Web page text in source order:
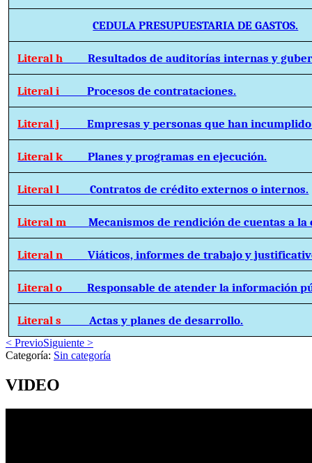
CEDULA PRESUPUESTARIA DE GASTOS.
Literal hResultados de auditorías internas y
Literal iProcesos de contrataciones.
Literal jEmpresas y personas que han
Literal kPlanes y programas en ejecución.
Literal lContratos de crédito externos o internos.
Literal mMecanismos de rendición de cuentas a la
Literal nViáticos, informes de trabajo y
Literal oResponsable de atender la información
Literal s Actas y planes de desarrollo.
< PrevioSiguiente >
Categoría: Sin categoría
VIDEO